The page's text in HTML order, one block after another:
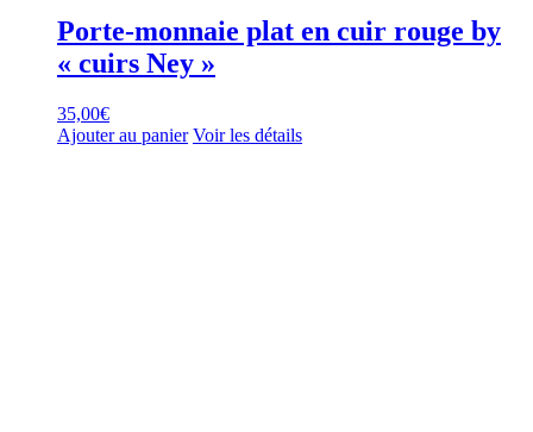
Porte-monnaie plat en cuir rouge by
« cuirs Ney »
35,00€
Ajouter au panier Voir les détails